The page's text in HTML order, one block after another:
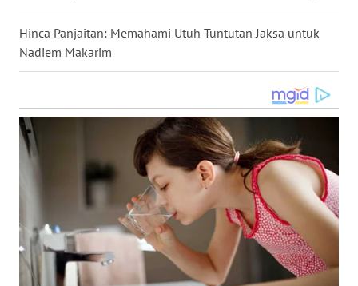
Hinca Panjaitan: Memahami Utuh Tuntutan Jaksa untuk
Nadiem Makarim
WN
WN
KALBAR
WN
KALTARA